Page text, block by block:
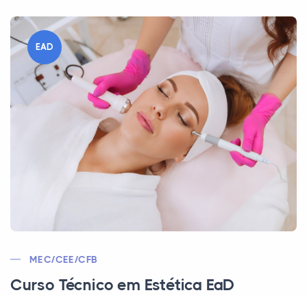
EAD
MEC/CEE/CFB
Curso Técnico em Estética EaD